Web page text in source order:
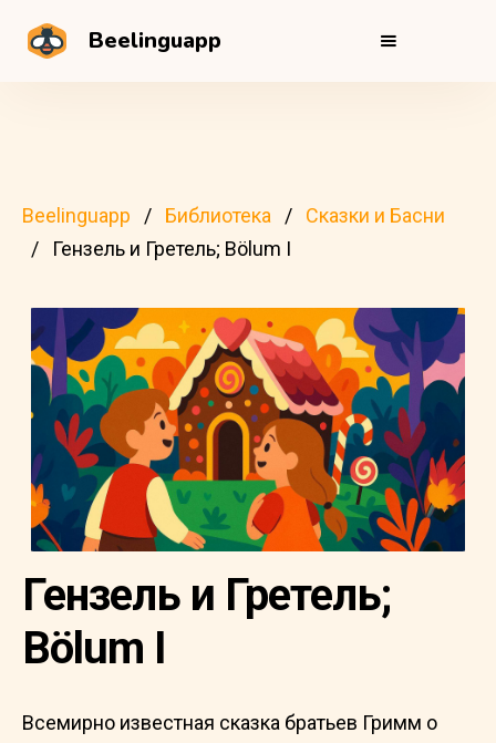
Beelinguapp
Beelinguapp Библиотека
Сказки и Басни
Гензель и Гретель; Bölum I
Гензель и Гретель;
Bölum I
Всемирно известная сказка братьев Гримм о